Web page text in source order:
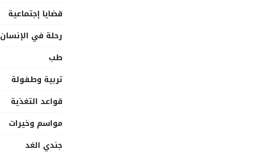
قضايا إجتماعية
رحلة في الإنسان
طب
تربية وطفولة
قواعد التغذية
مواسم وخيرات
جندي الغد